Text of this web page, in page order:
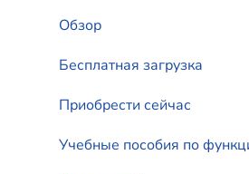
Обзор
Бесплатная загрузка
Приобрести сейчас
Учебные пособия по